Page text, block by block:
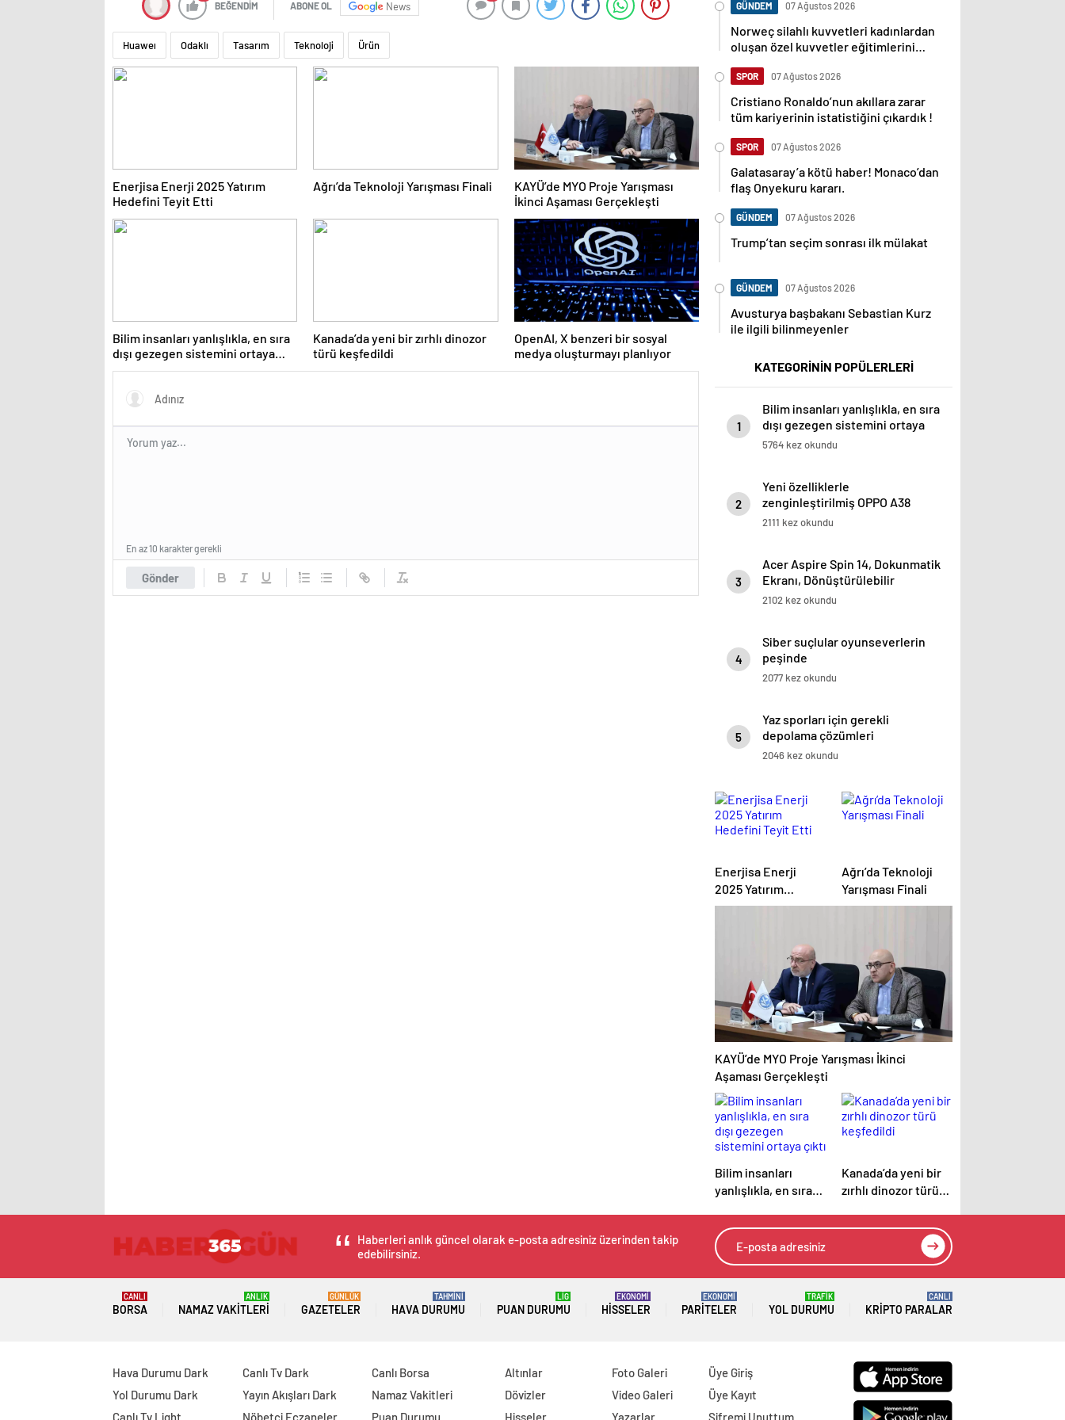
BEĞENDİM ABONE OL News
Huaweı Odaklı Tasarım Teknoloji Ürün
Enerjisa Enerji 2025 Yatırım
Hedefini Teyit Etti
Ağrı’da Teknoloji Yarışması Finali
KAYÜ’de MYO Proje Yarışması
İkinci Aşaması Gerçekleşti
Bilim insanları yanlışlıkla, en sıra
dışı gezegen sistemini ortaya
çıktı
Kanada’da yeni bir zırhlı dinozor
türü keşfedildi
OpenAI, X benzeri bir sosyal
medya oluşturmayı planlıyor
Gönder
En az 10 karakter gerekli
GÜNDEM 07 Ağustos 2026
Norweç silahlı kuvvetleri kadınlardan
oluşan özel kuvvetler eğitimlerini
SPOR 07 Ağustos 2026
Cristiano Ronaldo’nun akıllara zarar
tüm kariyerinin istatistiğini çıkardık !
SPOR 07 Ağustos 2026
Galatasaray’a kötü haber! Monaco’dan
flaş Onyekuru kararı.
GÜNDEM 07 Ağustos 2026
Trump’tan seçim sonrası ilk mülakat
GÜNDEM 07 Ağustos 2026
Avusturya başbakanı Sebastian Kurz
ile ilgili bilinmeyenler
KATEGORİNİN POPÜLERLERİ
1
Bilim insanları yanlışlıkla, en sıra
dışı gezegen sistemini ortaya
çıktı
5764 kez okundu
2
Yeni özelliklerle
zenginleştirilmiş OPPO A38
satışta
2111 kez okundu
3
Acer Aspire Spin 14, Dokunmatik
Ekranı, Dönüştürülebilir
Kullanım Modlarıyla Mobil
2102 kez okundu
4
Siber suçlular oyunseverlerin
peşinde
2077 kez okundu
5
Yaz sporları için gerekli
depolama çözümleri
2046 kez okundu
Enerjisa Enerji
2025 Yatırım
Hedefini Teyit Etti
Ağrı’da Teknoloji
Yarışması Finali
KAYÜ’de MYO Proje Yarışması İkinci
Aşaması Gerçekleşti
Bilim insanları
yanlışlıkla, en sıra
sistemini ortaya
çıktı
Kanada’da yeni bir
zırhlı dinozor türü
Haberleri anlık güncel olarak e-posta adresiniz üzerinden takip
edebilirsiniz.
BORSA
CANLI
NAMAZ VAKITLERI
ANLIK
GAZETELER
GÜNLÜK
HAVA DURUMU
TAHMİNİ
PUAN DURUMU
LİG
HISSELER
EKONOMİ
PARITELER
EKONOMİ
YOL DURUMU
TRAFİK
KRIPTO PARALAR
CANLI
Hava Durumu Dark
Yol Durumu Dark
Canlı Tv Light
Canlı Tv Dark
Yayın Akışları Dark
Nöbetçi Eczaneler
Canlı Borsa
Namaz Vakitleri
Puan Durumu
Altınlar
Dövizler
Hisseler
Foto Galeri
Video Galeri
Yazarlar
Üye Giriş
Üye Kayıt
Şifremi Unuttum